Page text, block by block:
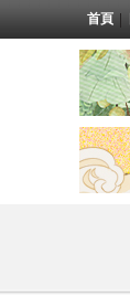
首頁